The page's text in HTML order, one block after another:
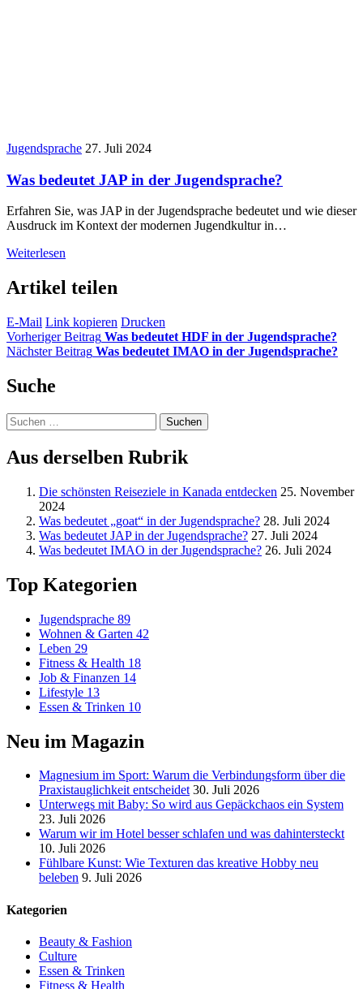
Jugendsprache 27. Juli 2024
Was bedeutet JAP in der Jugendsprache?
Erfahren Sie, was JAP in der Jugendsprache bedeutet und wie dieser
Ausdruck im Kontext der modernen Jugendkultur in…
Weiterlesen
Artikel teilen
E-Mail Link kopieren Drucken
Vorheriger Beitrag Was bedeutet HDF in der Jugendsprache?
Nächster Beitrag Was bedeutet IMAO in der Jugendsprache?
Suche
Suchen
nach:
Aus derselben Rubrik
Die schönsten Reiseziele in Kanada entdecken 25. November
2024
Was bedeutet „goat“ in der Jugendsprache? 28. Juli 2024
Was bedeutet JAP in der Jugendsprache? 27. Juli 2024
Was bedeutet IMAO in der Jugendsprache? 26. Juli 2024
Top Kategorien
Jugendsprache 89
Wohnen & Garten 42
Leben 29
Fitness & Health 18
Job & Finanzen 14
Lifestyle 13
Essen & Trinken 10
Neu im Magazin
Magnesium im Sport: Warum die Verbindungsform über die
Praxistauglichkeit entscheidet 30. Juli 2026
Unterwegs mit Baby: So wird aus Gepäckchaos ein System
23. Juli 2026
Warum wir im Hotel besser schlafen und was dahintersteckt
10. Juli 2026
Fühlbare Kunst: Wie Texturen das kreative Hobby neu
beleben 9. Juli 2026
Kategorien
Beauty & Fashion
Culture
Essen & Trinken
Fitness & Health